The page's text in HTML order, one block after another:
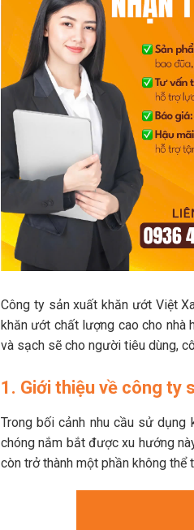
Công ty sản xuất khăn ướt Việt
khăn ướt chất lượng cao cho nhà
và sạch sẽ cho người tiêu dùng,
1. Giới thiệu về công ty
Trong bối cảnh nhu cầu sử dụng
chóng nắm bắt được xu hướng
còn trở thành một phần không thể